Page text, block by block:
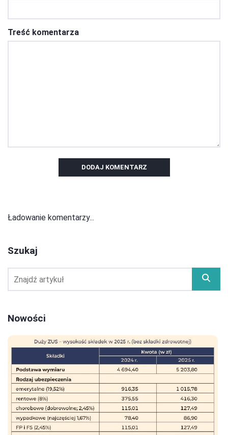
Treść komentarza
DODAJ KOMENTARZ
Ładowanie komentarzy...
Szukaj
Nowości